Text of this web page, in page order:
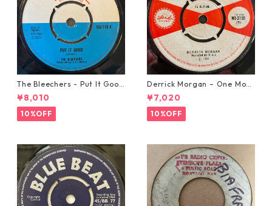
The Bleechers - Put It Good
【7-21637】
¥8,010
10%OFF
Derrick Morgan – One Morn
ing In May【7-21653】
¥7,020
10%OFF